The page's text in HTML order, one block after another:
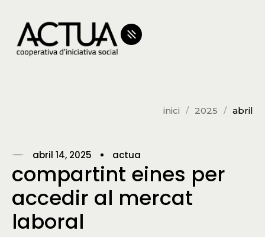
inici 2025 abril
abril 14, 2025 actua
compartint eines per
accedir al mercat
laboral